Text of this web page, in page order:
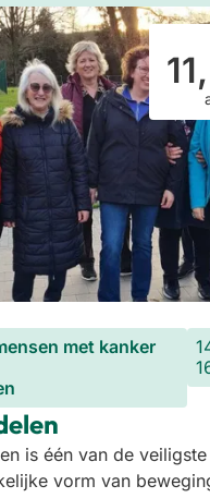
met kanker
is één van de
vorm van